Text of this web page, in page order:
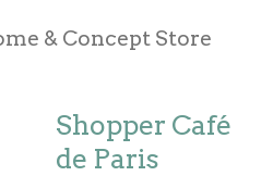
& Concept Store
Shopper Café
de Paris